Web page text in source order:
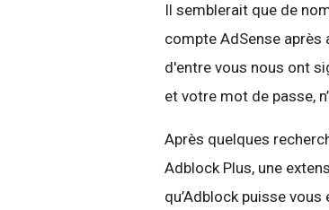
Il semblerait que de
compte AdSense après
d'entre vous nous ont
et votre mot de passe,
Après quelques
Adblock Plus, une
qu’Adblock puisse